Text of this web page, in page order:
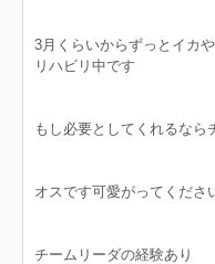
3月くらいからずっとイカ
リハビリ中です
もし必要としてくれるなら
オスです可愛がってくださ
チームリーダの経験あり